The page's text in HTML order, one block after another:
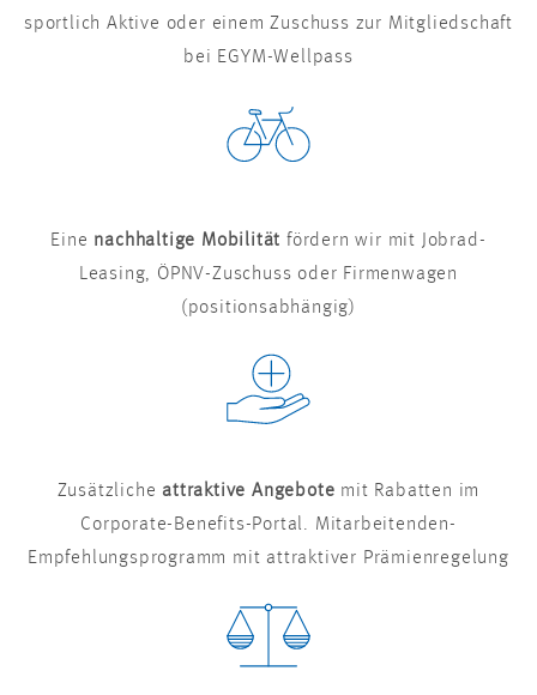
sportlich Aktive oder einem Zuschuss zur Mitgliedschaft
bei EGYM-Wellpass
Eine nachhaltige Mobilität fördern wir mit Jobrad-
Leasing, ÖPNV-Zuschuss oder Firmenwagen
(positionsabhängig)
Zusätzliche attraktive Angebote mit Rabatten im
Corporate-Benefits-Portal. Mitarbeitenden-
Empfehlungsprogramm mit attraktiver Prämienregelung